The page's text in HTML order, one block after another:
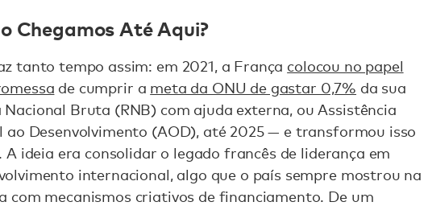
Chegamos Até Aqui?
tanto tempo assim: em 2021, a França colocou no papel
de cumprir a meta da ONU de gastar 0,7% da sua
Nacional Bruta (RNB) com ajuda externa, ou Assistência
ao Desenvolvimento (AOD), até 2025 — e transformou isso
A ideia era consolidar o legado francês de liderança em
internacional, algo que o país sempre mostrou na
com mecanismos criativos de financiamento. De um